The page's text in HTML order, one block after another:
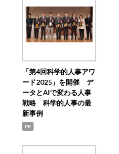
「第4回科学的人事アワ
ード2025」を開催 デ
ータとAIで変わる人事
戦略 科学的人事の最
新事例
PR